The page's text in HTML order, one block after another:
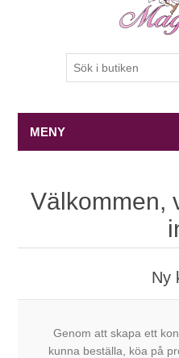
MENY
Välkommen,
Ny
Genom att skapa ett
kunna beställa, köa på